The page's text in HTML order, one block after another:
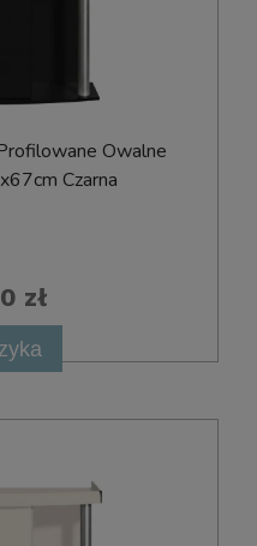
Owalne
Czarna
zł